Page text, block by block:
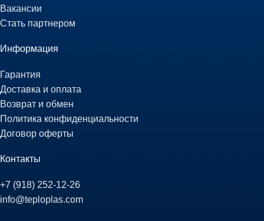
Вакансии
Стать партнером
Информация
Гарантия
Доставка и оплата
Возврат и обмен
Политика конфиденциальности
Договор оферты
Контакты
+7 (918) 252-12-26
info@teploplas.com